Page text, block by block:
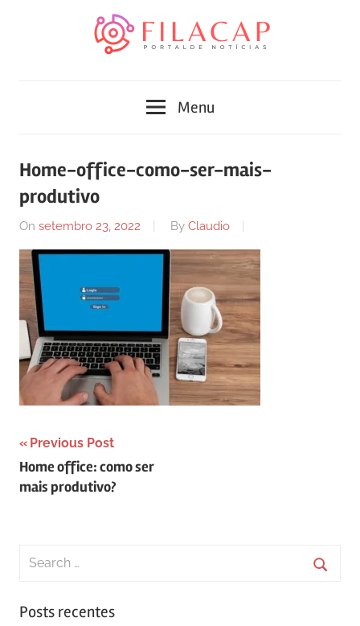
notícias
FilaCap
com
informações
relevantes.
Menu
Home-office-como-ser-mais-
produtivo
On setembro 23, 2022 By Claudio
Navegação
de
Previous Post
Home office: como ser
mais produtivo?
Search
Posts recentes